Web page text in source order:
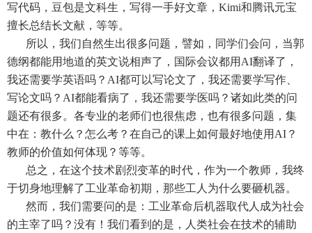
写代码，豆包是文科生，写得一手好文章，Kimi和腾讯元宝
擅长总结长文献，等等。
所以，我们自然生出很多问题，譬如，同学们会问，当郭
德纲都能用地道的英文说相声了，国际会议都用AI翻译了，
我还需要学英语吗？AI都可以写论文了，我还需要学写作、
写论文吗？AI都能看病了，我还需要学医吗？诸如此类的问
题还有很多。各专业的老师们也很焦虑，也有很多问题，集
中在：教什么？怎么考？在自己的课上如何最好地使用AI？
教师的价值如何体现？等等。
总之，在这个技术剧烈变革的时代，作为一个教师，我终
于切身地理解了工业革命初期，那些工人为什么要砸机器。
然而，我们需要问的是：工业革命后机器取代人成为社会
的主宰了吗？没有！我们看到的是，人类社会在技术的辅助